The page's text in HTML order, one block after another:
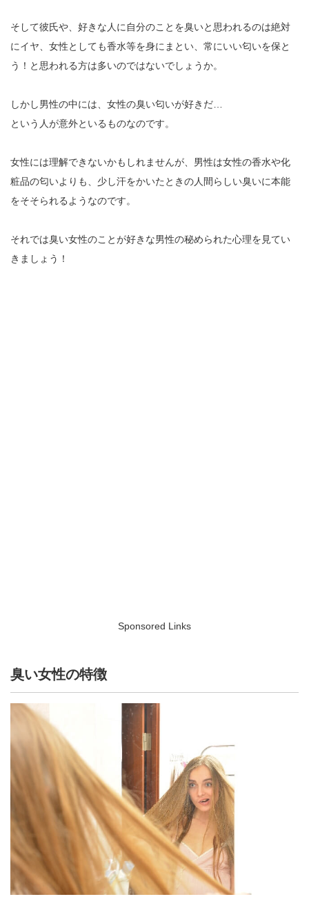
そして彼氏や、好きな人に自分のことを臭いと思われるのは絶対
にイヤ、女性としても香水等を身にまとい、常にいい匂いを保と
う！と思われる方は多いのではないでしょうか。
しかし男性の中には、女性の臭い匂いが好きだ…
という人が意外といるものなのです。
女性には理解できないかもしれませんが、男性は女性の香水や化
粧品の匂いよりも、少し汗をかいたときの人間らしい臭いに本能
をそそられるようなのです。
それでは臭い女性のことが好きな男性の秘められた心理を見てい
きましょう！
Sponsored Links
臭い女性の特徴